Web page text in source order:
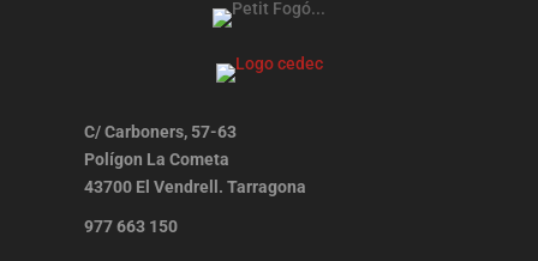
C/ Carboners, 57-63
Polígon La Cometa
43700 El Vendrell. Tarragona
977 663 150